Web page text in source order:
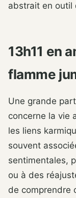
abstrait en outil
13h11 en
flamme
Une grande
concerne la vie
les liens
souvent
sentimentales,
ou à des
de comprendre